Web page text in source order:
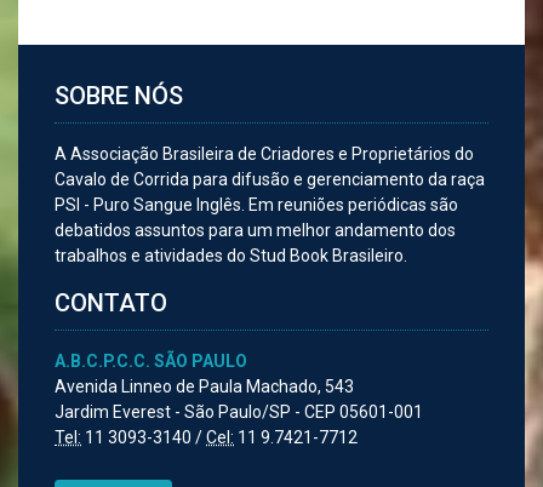
SOBRE NÓS
A Associação Brasileira de Criadores e Proprietários do
Cavalo de Corrida para difusão e gerenciamento da raça
PSI - Puro Sangue Inglês. Em reuniões periódicas são
debatidos assuntos para um melhor andamento dos
trabalhos e atividades do Stud Book Brasileiro.
CONTATO
A.B.C.P.C.C. SÃO PAULO
Avenida Linneo de Paula Machado, 543
Jardim Everest - São Paulo/SP - CEP 05601-001
Tel: 11 3093-3140 /Cel: 11 9.7421-7712